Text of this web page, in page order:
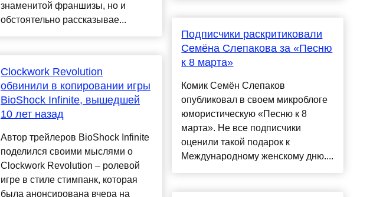
знаменитой франшизы, но и
обстоятельно рассказывае...
Clockwork Revolution
обвинили в копировании игры
BioShock Infinite, вышедшей
10 лет назад
Автор трейлеров BioShock Infinite
поделился своими мыслями о
Clockwork Revolution – ролевой
игре в стиле стимпанк, которая
была анонсирована вчера на
Подписчики раскритиковали
Семёна Слепакова за «Песню
к 8 марта»
Комик Семён Слепаков
опубликовал в своем микроблоге
юмористическую «Песню к 8
марта». Не все подписчики
оценили такой подарок к
Международному женскому дню....